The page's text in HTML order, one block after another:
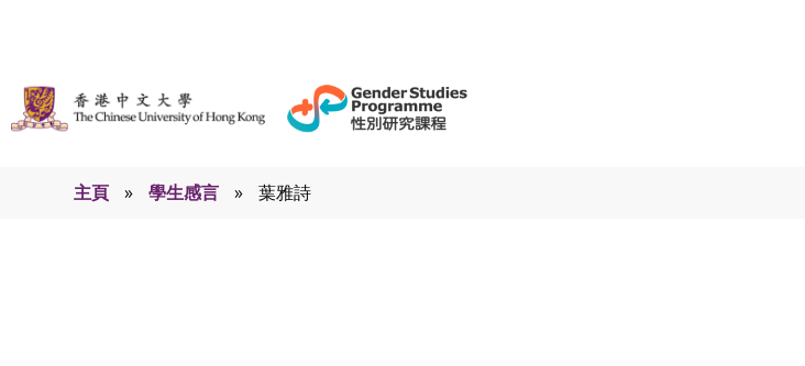
主頁 » 學生感言 » 葉雅詩